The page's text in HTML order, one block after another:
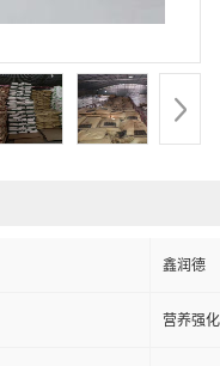
鑫润德
营养强